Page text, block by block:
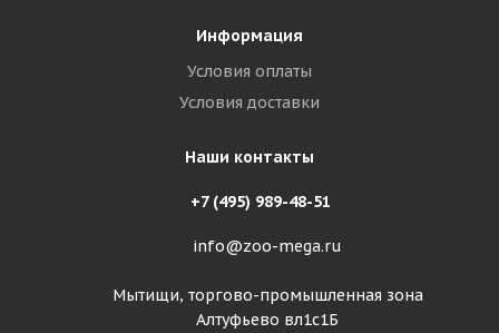
Информация
Условия оплаты
Условия доставки
Наши контакты
+7 (495) 989-48-51
info@zoo-mega.ru
Мытищи, торгово-промышленная зона
Алтуфьево вл1с1Б